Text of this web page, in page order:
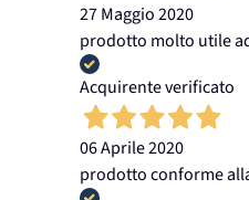
27 Maggio 2020
prodotto molto utile
Acquirente verificato
06 Aprile 2020
prodotto conforme